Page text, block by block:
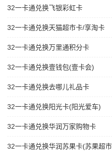
32一卡通兑换飞银彩虹卡
32一卡通兑换天猫超市卡/享淘卡
32一卡通兑换万里通积分卡
32一卡通兑换壹钱包(壹卡会)
32一卡通兑换去哪儿礼品卡
32一卡通兑换阳光卡(阳光爱车)
32一卡通兑换华润万家购物卡
32一卡通兑换华润苏果卡(苏果超